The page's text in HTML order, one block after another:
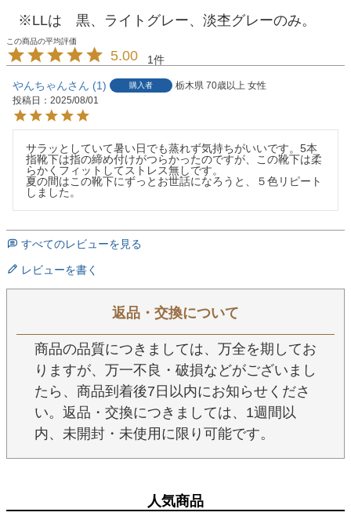
※LLは 黒、ライトグレー、淡杢グレーのみ。
5.00 1
やんちゃん 1 購入者 栃木県 70歳以上 女性
投稿日
2025/08/01
サラッとしていて暑い日でも蒸れず気持ちがいいです。5本
指靴下は指の締め付けがつらかったのですが、この靴下は柔
らかくフィットしてストレス無しです。
夏の間はこの靴下にずっとお世話になろうと、５色リピート
しました。
すべてのレビューを見る
レビューを書く
返品・交換について
商品の品質につきましては、万全を期してお
りますが、万一不良・破損などがございまし
たら、商品到着後7日以内にお知らせくださ
い。返品・交換につきましては、1週間以
内、未開封・未使用に限り可能です。
人気商品